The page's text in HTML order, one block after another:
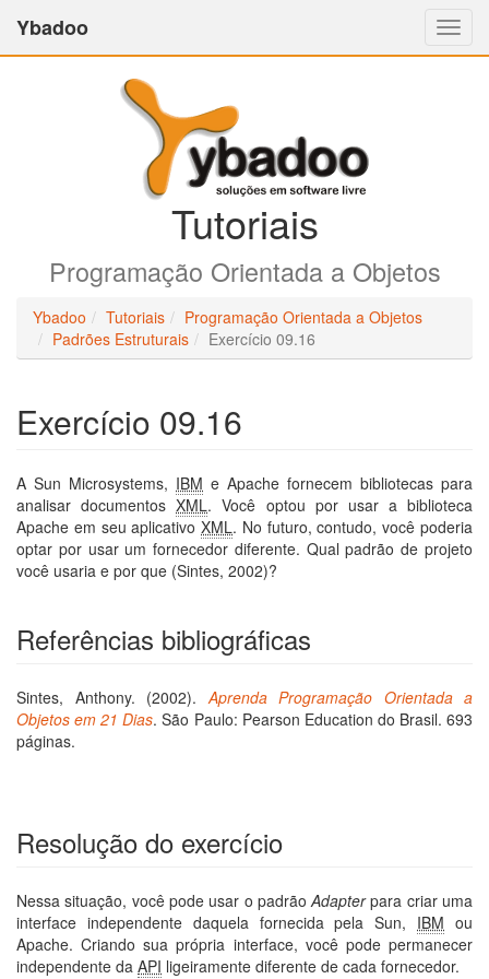
Ybadoo
Tutoriais
Programação Orientada a Objetos
Ybadoo Tutoriais
Programação Orientada a Objetos
Padrões Estruturais
Exercício 09.16
Exercício 09.16
A Sun Microsystems, IBM e Apache fornecem bibliotecas para
analisar documentosXML. Você optou por usar a biblioteca
Apache em seu aplicativoXML. No futuro, contudo, você poderia
optar por usar um fornecedor diferente. Qual padrão de projeto
você usaria e por que (Sintes, 2002)?
Referências bibliográficas
Sintes, Anthony. (2002).Aprenda Programação Orientada a
Objetos em 21 Dias. São Paulo: Pearson Education do Brasil. 693
páginas.
Resolução do exercício
Nessa situação, você pode usar o padrãoAdapterpara criar uma
interface independente daquela fornecida pela Sun, IBM ou
Apache. Criando sua própria interface, você pode permanecer
independente da API ligeiramente diferente de cada fornecedor.